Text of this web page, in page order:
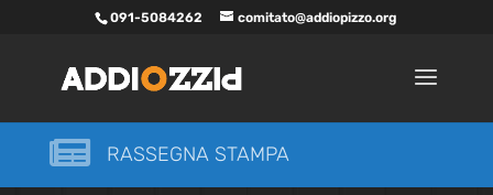
091-5084262 comitato@addiopizzo.org
 RASSEGNA STAMPA